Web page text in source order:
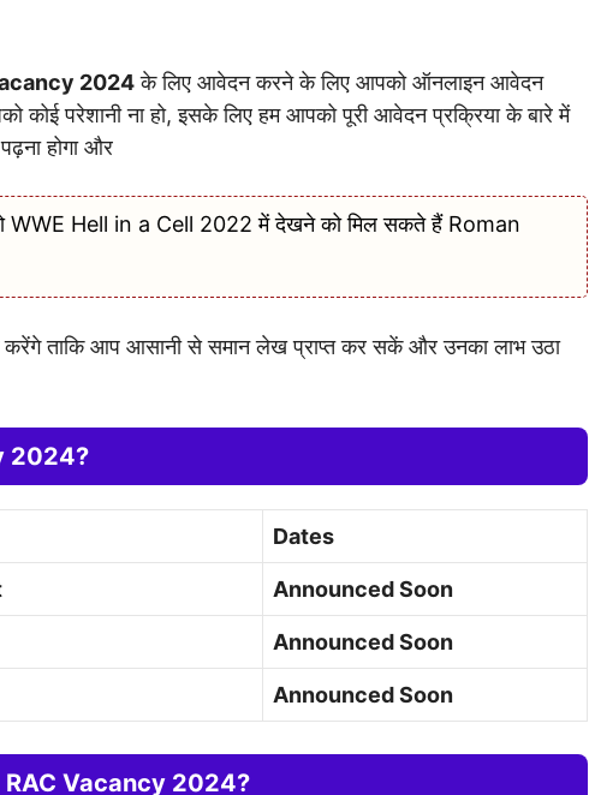
2024के लिए आवेदन करने के लिए आपको ऑनलाइन आवेदन
कोई परेशानी ना हो, इसके लिए हम आपको पूरी आवेदन प्रक्रिया के बारे में
होगा और
Hell in a Cell 2022 में देखने को मिल सकते हैं Roman
ताकि आप आसानी से समान लेख प्राप्त कर सकें और उनका लाभ उठा
2024?
Dates
Announced Soon
Announced Soon
Announced Soon
RAC Vacancy 2024?